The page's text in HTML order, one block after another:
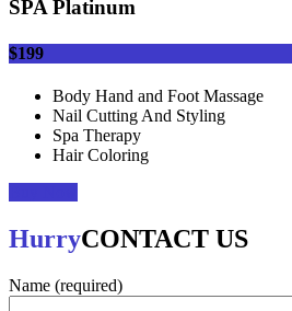
SPA Platinum
$199
Body Hand and Foot Massage
Nail Cutting And Styling
Spa Therapy
Hair Coloring
HurryCONTACT US
Name (required)